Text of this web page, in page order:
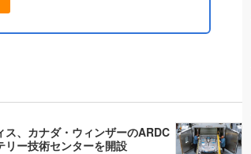
ス、カナダ・ウィンザーのARDC
リー技術センターを開設